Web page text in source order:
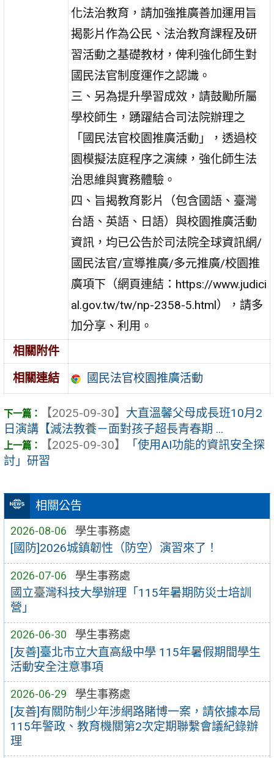
相關公告
2026-08-06 學生事務處
[國防]2026城鎮韌性（防空）演習來了！
2026-07-06 學生事務處
國立臺灣科技大學辦理「115年暑期防災士培訓
營」
2026-06-30 學生事務處
[友善]臺北市立大直高級中學 115年暑假期間學生
活動安全注意事項
2026-06-29 學生事務處
[友善]有關防制少年涉網路賭博一案，請依據本局
115年警政、教育機關第2次定期聯繫會議紀錄辦
理
化法治教育，請加強推廣善加運用旨
揭影片作為公民、法治教育課程及研
習活動之基礎教材，俾利強化師生對
國民法官制度運作之認識。
三、另為提升學習成效，請鼓勵所屬
學校師生，踴躍結合司法院辦理之
「國民法官校園推廣活動」，透過校
園模擬法庭程序之演練，強化師生法
治思維與實務體驗。
四、旨揭教育影片（包含國語、臺灣
台語、英語、日語）與校園推廣活動
資訊，均已公告於司法院全球資訊網/
國民法官/宣導推廣/多元推廣/校園推
廣項下（網頁連結：https://www.judici
al.gov.tw/tw/np-2358-5.html），請多
加分享、利用。
相關附件
相關連結
國民法官校園推廣活動
【2025-09-30】 大直溫馨父母成長班10月2
日演講【減法教養－面對孩子超長青春期 ...
【2025-09-30】
「使用AI功能的資訊安全探
討」研習